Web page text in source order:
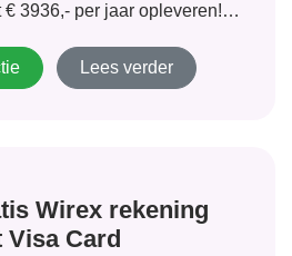
€ 3936,- per jaar opleveren!
niet langer!Lees verder
Wirex rekening
Visa Card